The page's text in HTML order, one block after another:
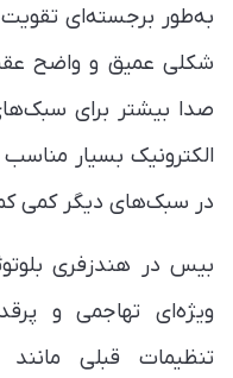
به‌طور برجسته‌ای
شکلی عمیق و واضح
صدا بیشتر برای
الکترونیک بسیار
در سبک‌های دیگر کمی
ویژه‌ای تهاجمی و